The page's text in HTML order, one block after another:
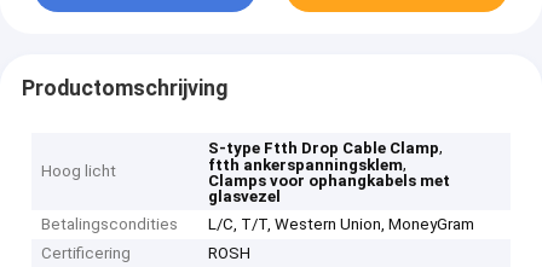
Productomschrijving
Hoog licht
S-type Ftth Drop Cable Clamp,
ftth ankerspanningsklem,
Clamps voor ophangkabels met
glasvezel
Betalingscondities
L/C, T/T, Western Union, MoneyGram
Certificering
ROSH